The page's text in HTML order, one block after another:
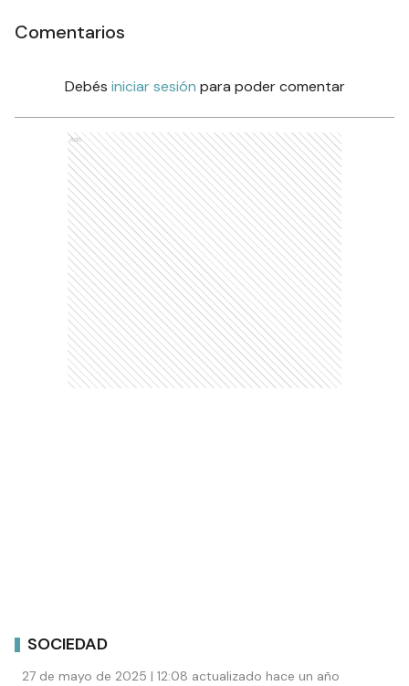
Comentarios
Debés iniciar sesión para poder comentar
Ads
SOCIEDAD
27 de mayo de 2025 | 12:08 actualizado hace un año